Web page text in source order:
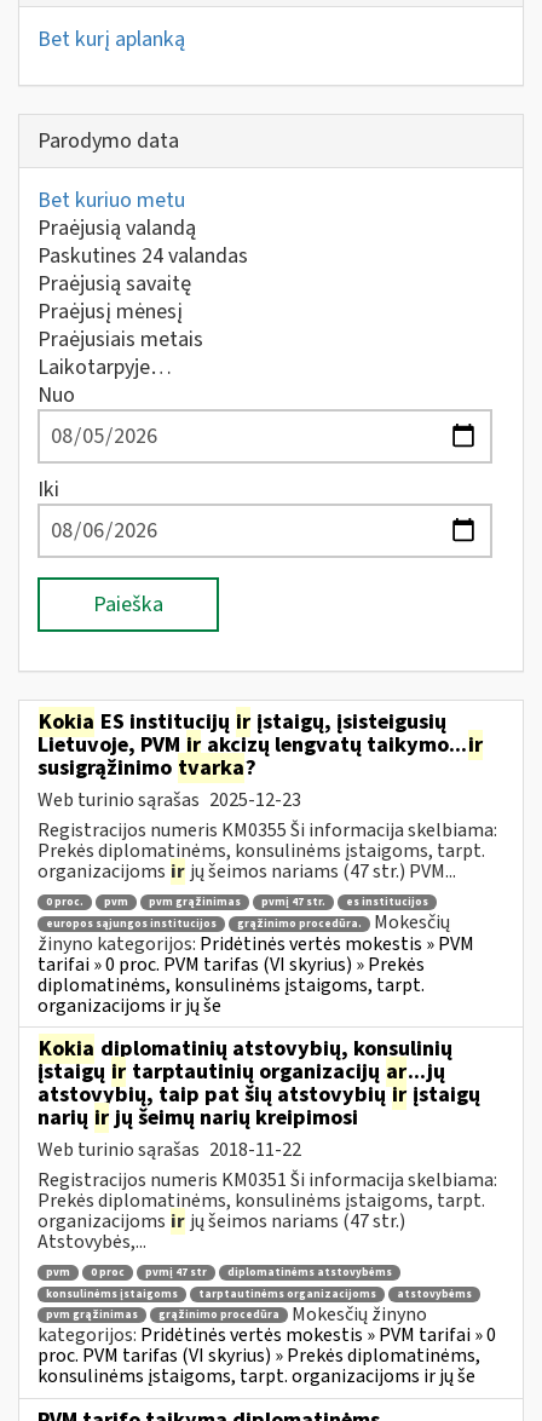
Bet kurį aplanką
Parodymo data
Bet kuriuo metu
Praėjusią valandą
Paskutines 24 valandas
Praėjusią savaitę
Praėjusį mėnesį
Praėjusiais metais
Laikotarpyje…
Nuo
Iki
Paieška
Kokia ES institucijų ir įstaigų, įsisteigusių
Lietuvoje, PVM ir akcizų lengvatų taikymo...ir
susigrąžinimo tvarka?
Web turinio sąrašas 2025-12-23
Registracijos numeris KM0355 Ši informacija skelbiama:
Prekės diplomatinėms, konsulinėms įstaigoms, tarpt.
organizacijoms ir jų šeimos nariams (47 str.) PVM...
0 proc. pvm pvm grąžinimas pvmį 47 str.
es institucijos
europos sąjungos institucijos
grąžinimo procedūra.
Mokesčių
žinyno kategorijos: Pridėtinės vertės mokestis » PVM
tarifai » 0 proc. PVM tarifas (VI skyrius) » Prekės
diplomatinėms, konsulinėms įstaigoms, tarpt.
organizacijoms ir jų še
Kokia diplomatinių atstovybių, konsulinių
įstaigų ir tarptautinių organizacijų ar...jų
atstovybių, taip pat šių atstovybiųir įstaigų
narių irjų šeimų narių kreipimosi
Web turinio sąrašas 2018-11-22
Registracijos numeris KM0351 Ši informacija skelbiama:
Prekės diplomatinėms, konsulinėms įstaigoms, tarpt.
organizacijoms ir jų šeimos nariams (47 str.)
Atstovybės,...
pvm 0 proc pvmį 47 str
diplomatinėms atstovybėms
konsulinėms įstaigoms
tarptautinėms organizacijoms
atstovybėms
pvm grąžinimas
grąžinimo procedūra
Mokesčių žinyno
kategorijos: Pridėtinės vertės mokestis » PVM tarifai » 0
proc. PVM tarifas (VI skyrius) » Prekės diplomatinėms,
konsulinėms įstaigoms, tarpt. organizacijoms ir jų še